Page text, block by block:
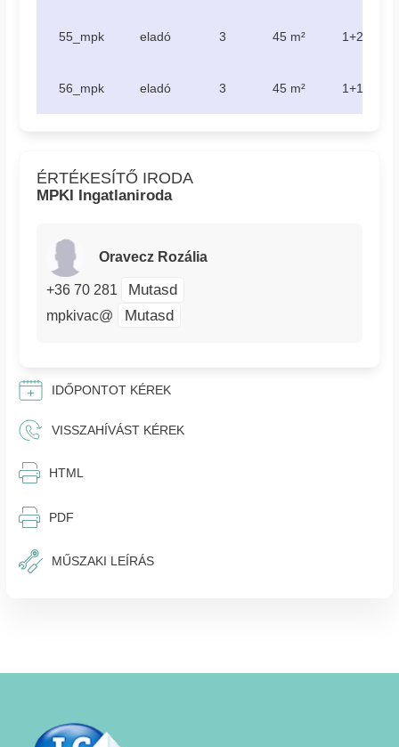
55_mpk eladó 3 45 m² 1+2
56_mpk eladó 3 45 m² 1+1
ÉRTÉKESÍTŐ IRODA
MPKI Ingatlaniroda
Oravecz Rozália
+36 70 281 Mutasd
mpkivac@ Mutasd
IDŐPONTOT KÉREK
VISSZAHÍVÁST KÉREK
⎙︁ HTML
⎙︁ PDF
MŰSZAKI LEÍRÁS